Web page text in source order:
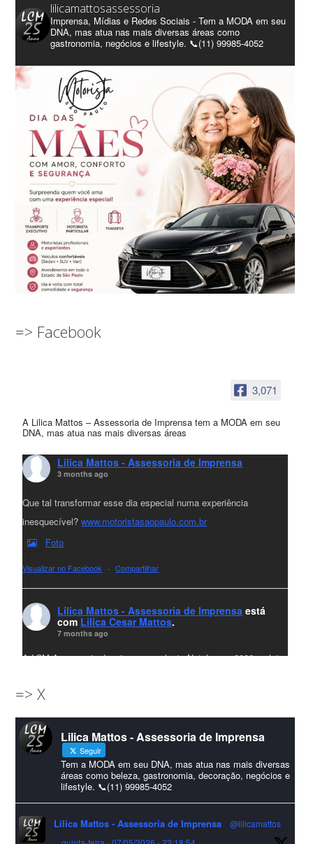
lilicamattosassessoria
Imprensa, Mídias e Redes Sociais - Tem a MODA em seu
DNA, mas atua nas mais diversas áreas como
gastronomia, negócios e lifestyle. 📞(11) 99985-4052
=> Facebook
3,071
A Lilica Mattos – Assessoria de Imprensa tem a MODA em seu
DNA, mas atua nas mais diversas áreas
Lilica Mattos - Assessoria de Imprensa
3 months ago
Que tal transformar esse dia especial numa experiência
inesquecível?www.motoristasaopaulo.com.br
Foto
Visualizar no Facebook · Compartilhar
Lilica Mattos - Assessoria de Imprensa está
com Lilica Cesar Mattos.
7 months ago
A LCM Assessoria deseja um excelente Natal e um 2026 repleto
amigos que sempre nos acompanham!🎄✨🥂❤️
#lcmassessoriassessoria#natal #merrychristmas #felizanonovo
#HappyNewYear
Foto
Visualizar no Facebook · Compartilhar
Lilica Mattos - Assessoria de Imprensa
9 months ago
=> X
Lilica Mattos - Assessoria de Imprensa
Seguir
Tem a MODA em seu DNA, mas atua nas mais diversas
áreas como beleza, gastronomia, decoração, negócios e
lifestyle. 📞(11) 99985-4052
Lilica Mattos - Assessoria de Imprensa
@lilicamattos